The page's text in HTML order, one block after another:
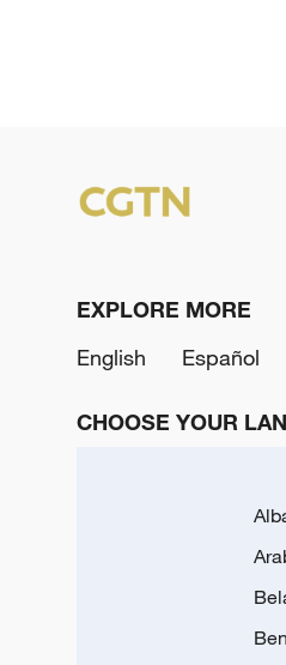
EXPLORE MORE
English
Español
CHOOSE YOUR